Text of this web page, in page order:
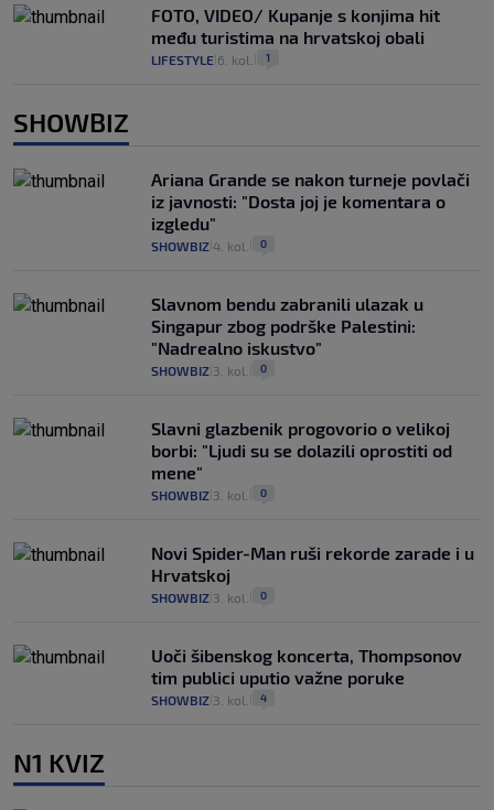
FOTO, VIDEO/ Kupanje s konjima hit
među turistima na hrvatskoj obali
LIFESTYLE 6. kol. 1
SHOWBIZ
Ariana Grande se nakon turneje povlači
iz javnosti: "Dosta joj je komentara o
izgledu"
SHOWBIZ 4. kol. 0
Slavnom bendu zabranili ulazak u
Singapur zbog podrške Palestini:
"Nadrealno iskustvo"
SHOWBIZ 3. kol. 0
Slavni glazbenik progovorio o velikoj
borbi: "Ljudi su se dolazili oprostiti od
mene"
SHOWBIZ 3. kol. 0
Novi Spider-Man ruši rekorde zarade i u
Hrvatskoj
SHOWBIZ 3. kol. 0
Uoči šibenskog koncerta, Thompsonov
tim publici uputio važne poruke
SHOWBIZ 3. kol. 4
N1 KVIZ